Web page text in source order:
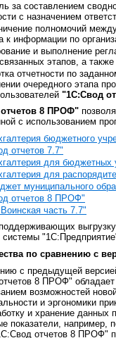
за составлением
с назначением
полномочий
к информации по
и выполнение
этапов, а
отчетности по
очередного этапа
"1С:Свод
8 ПРОФ"
с использованием
бюджетного
отчетов 7.7"
для бюджетных
для
муниципального
отчетов 8 ПРОФ"
часть 7.7"
системы
по сравнению с
с предыдущей
8 ПРОФ"
возможностей
и эргономики
и хранение
показатели, например,
отчетов 8 ПРОФ"